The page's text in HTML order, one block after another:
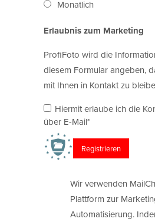
Monatlich
Erlaubnis zum Marketing
ProfiFoto wird die
diesem Formular angeben,
mit Ihnen in Kontakt zu
Hiermit erlaube ich die
über E-Mail*
Wir verwenden
Plattform zur
Automatisierung.